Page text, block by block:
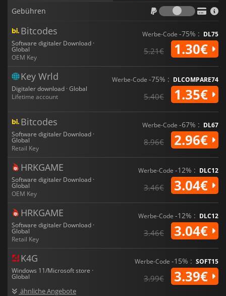
Gebühren
Bitcodes
Software digitaler Download ·
Global
OEM Key
Werbe-Code -75% : DL75
5.21€ 1.30€
Key Wrld
Digitaler download · Global
Lifetime account
Werbe-Code -75% : DLCOMPARE74
5.40€ 1.35€
Bitcodes
Software digitaler Download ·
Global
Retail Key
Werbe-Code -67% : DL67
8.96€ 2.96€
HRKGAME
Software digitaler Download ·
Global
OEM Key
Werbe-Code -12% : DLC12
3.46€ 3.04€
HRKGAME
Software digitaler Download ·
Global
Retail Key
Werbe-Code -12% : DLC12
3.46€ 3.04€
K4G
Windows 11/Microsoft store ·
Global
ähnliche Angebote
Werbe-Code -15% : SOFT15
3.99€ 3.39€